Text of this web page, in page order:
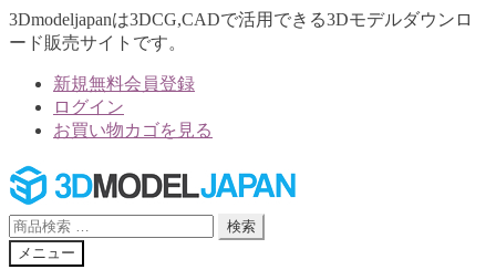
3Dmodeljapanは3DCG,CADで活用できる3Dモデルダウンロ
ード販売サイトです。
新規無料会員登録
ログイン
お買い物カゴを見る
ナ
ビ
ゲ
ー
シ
コ
ン
テ
ン
ツ
検
索
対
検索
メニュー